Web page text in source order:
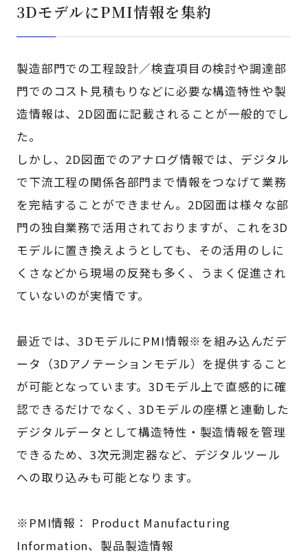
3DモデルにPMI情報を集約
製造部門での工程設計／検査項目の検討や調達部
門でのコスト見積もりなどに必要な構造特性や製
造情報は、2D図面に記載されることが一般的でし
た。
しかし、2D図面でのアナログ情報では、デジタル
で下流工程の関係各部門まで情報をつなげて業務
を完結することができません。2D図面は様々な部
門の独自業務で活用されておりますが、これを3D
モデルに置き換えようとしても、その活用のしに
くさなどから現場の反発も多く、うまく促進され
ていないのが実情です。
最近では、3DモデルにPMI情報※を組み込んだデ
ータ（3Dアノテーションモデル）を提供すること
が可能となっています。3Dモデル上で直感的に確
認できるだけでなく、3Dモデルの座標と連動した
デジタルデータとして構造特性・製造情報を管理
できるため、3次元測定器など、デジタルツール
への取り込みも可能となります。
※PMI情報： Product Manufacturing
Information、製品製造情報